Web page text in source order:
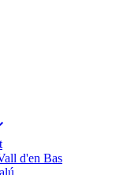
d'en Bas